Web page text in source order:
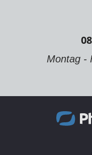
Montag -